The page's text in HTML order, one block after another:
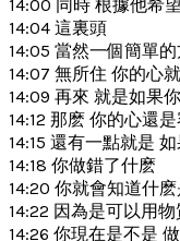
14:00 同時 根據他希
14:04 這裏頭
14:05 當然一個簡單
14:07 無所住 你的心
14:09 再來 就是如果
14:12 那麽 你的心還
14:15 還有一點就是
14:18 你做錯了什麽
14:20 你就會知道什
14:22 因為是可以用
14:26 你現在是不是